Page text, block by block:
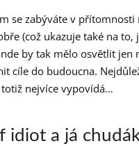
se zabýváte v přítomnosti
(což ukazuje také na to,
by tak mělo osvětlit jen
cíle do budoucna.
nejvíce vypovídá…
idiot a já